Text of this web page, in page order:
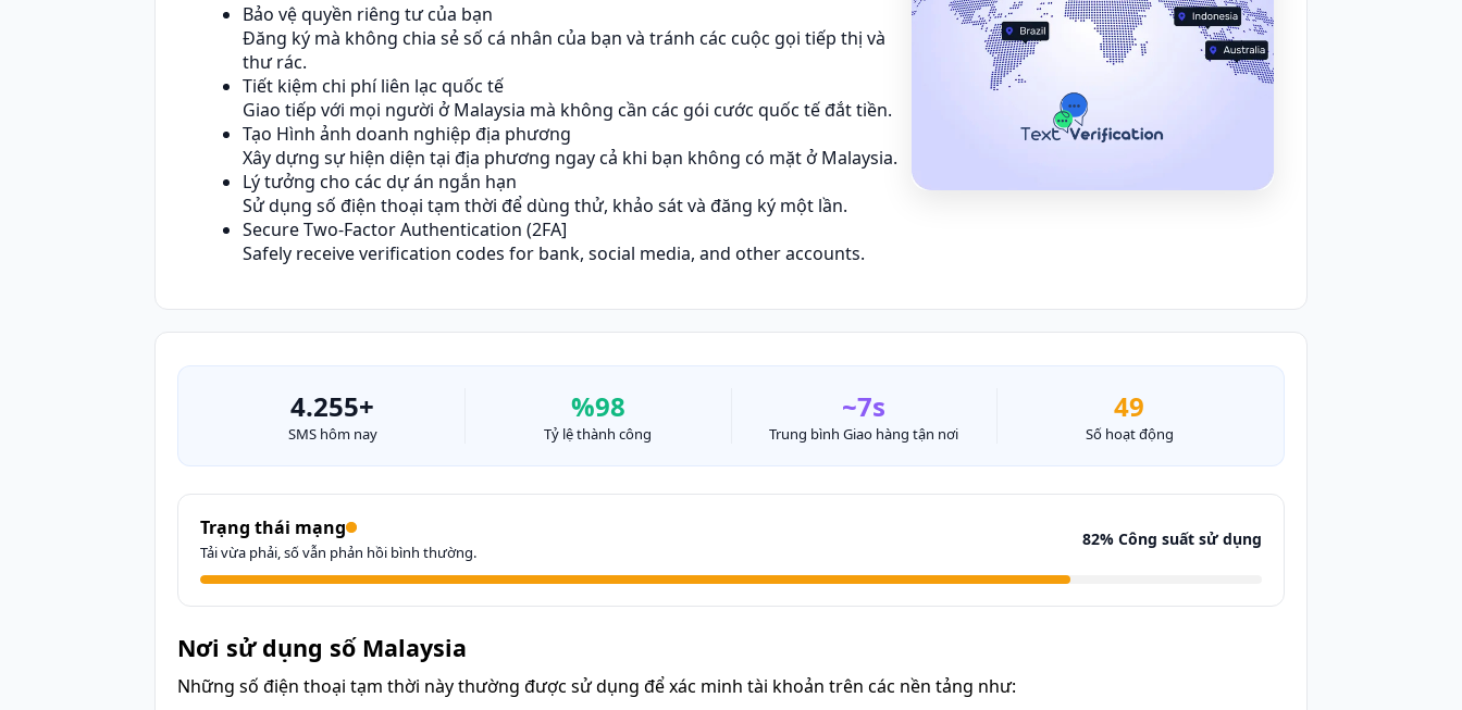
Bảo vệ quyền riêng tư của bạn
Đăng ký mà không chia sẻ số cá nhân của bạn và tránh các cuộc gọi tiếp thị và
thư rác.
Tiết kiệm chi phí liên lạc quốc tế
Giao tiếp với mọi người ở Malaysia mà không cần các gói cước quốc tế đắt tiền.
Tạo Hình ảnh doanh nghiệp địa phương
Xây dựng sự hiện diện tại địa phương ngay cả khi bạn không có mặt ở Malaysia.
Lý tưởng cho các dự án ngắn hạn
Sử dụng số điện thoại tạm thời để dùng thử, khảo sát và đăng ký một lần.
Secure Two-Factor Authentication (2FA]
Safely receive verification codes for bank, social media, and other accounts.
4.255+
SMS hôm nay
%98
Tỷ lệ thành công
~7s
Trung bình Giao hàng tận nơi
49
Số hoạt động
Trạng thái mạng
Tải vừa phải, số vẫn phản hồi bình thường.
82% Công suất sử dụng
Nơi sử dụng số Malaysia
Những số điện thoại tạm thời này thường được sử dụng để xác minh tài khoản trên các nền tảng như: